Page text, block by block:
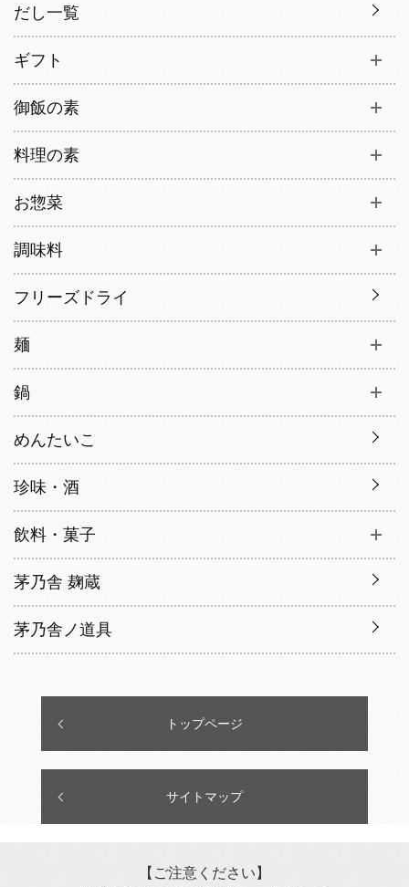
だし一覧
ギフト
御飯の素
料理の素
お惣菜
調味料
フリーズドライ
麺
鍋
めんたいこ
珍味・酒
飲料・菓子
茅乃舎 麹蔵
茅乃舎ノ道具
トップページ
サイトマップ
【ご注意ください】